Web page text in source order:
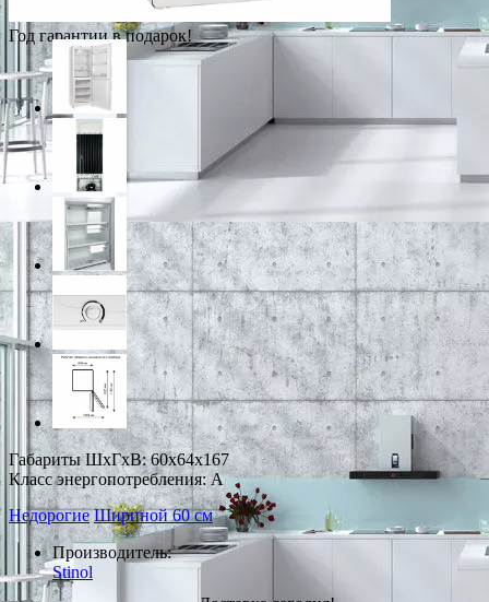
Год гарантии в подарок!
Габариты ШxГxВ: 60x64x167
Класс энергопотребления: A
Недорогие Шириной 60 см
Производитель:
Stinol